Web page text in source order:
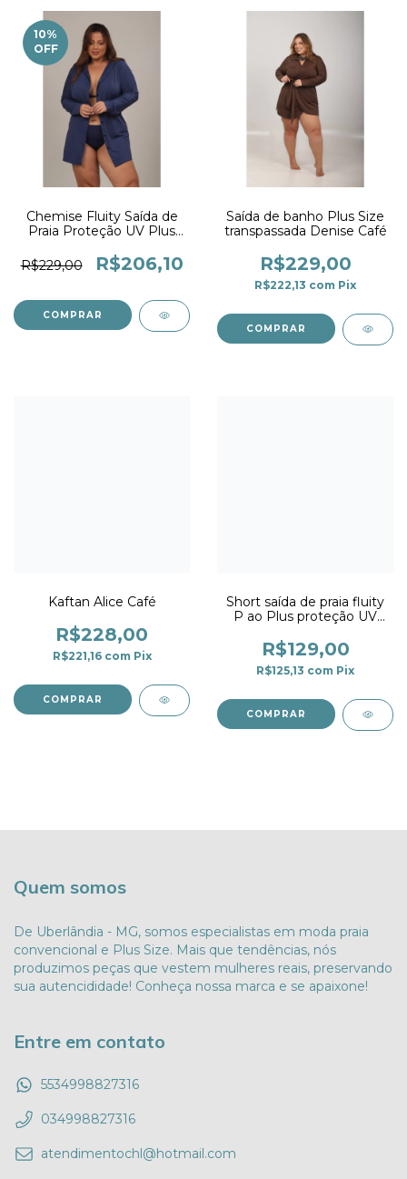
10%
OFF
Chemise Fluity Saída de
Praia Proteção UV Plus
R$229,00
R$206,10
COMPRAR
Saída de banho Plus Size
transpassada Denise Café
R$229,00
R$222,13 com Pix
COMPRAR
Kaftan Alice Café
R$228,00
R$221,16 com Pix
COMPRAR
Short saída de praia fluity
P ao Plus proteção UV
R$129,00
R$125,13 com Pix
COMPRAR
Quem somos
De Uberlândia - MG, somos especialistas em moda praia
convencional e Plus Size. Mais que tendências, nós
produzimos peças que vestem mulheres reais, preservando
sua autencididade! Conheça nossa marca e se apaixone!
Entre em contato
5534998827316
034998827316
atendimentochl@hotmail.com